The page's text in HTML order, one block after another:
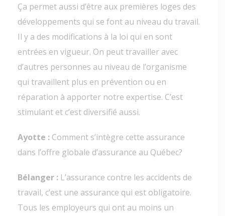
Ça permet aussi d’être aux premières loges des
développements qui se font au niveau du travail.
Il y a des modifications à la loi qui en sont
entrées en vigueur. On peut travailler avec
d’autres personnes au niveau de l’organisme
qui travaillent plus en prévention ou en
réparation à apporter notre expertise. C’est
stimulant et c’est diversifié aussi.
Ayotte : Comment s’intègre cette assurance
dans l’offre globale d’assurance au Québec?
Bélanger : L’assurance contre les accidents de
travail, c’est une assurance qui est obligatoire.
Tous les employeurs qui ont au moins un